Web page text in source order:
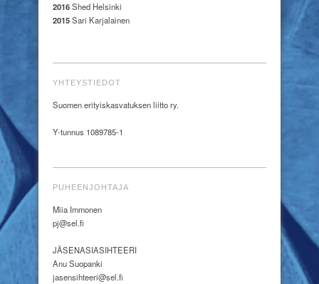
2016Shed Helsinki
2015Sari Karjalainen
YHTEYSTIEDOT
Suomen erityiskasvatuksen liitto ry.
Y-tunnus 1089785-1
PUHEENJOHTAJA
Miia Immonen
pj@sel.fi
JÄSENASIASIHTEERI
Anu Suopanki
jasensihteeri@sel.fi